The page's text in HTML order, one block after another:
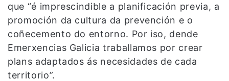
que “é imprescindible a planificación previa, a
promoción da cultura da prevención e o
coñecemento do entorno. Por iso, dende
Emerxencias Galicia traballamos por crear
plans adaptados ás necesidades de cada
territorio”.